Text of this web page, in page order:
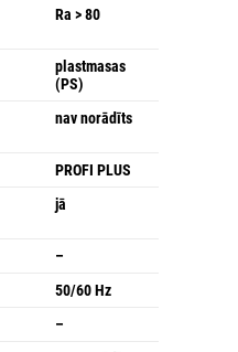
Ra > 80
plastmasas
(PS)
nav norādīts
PROFI PLUS
jā
–
50/60 Hz
–